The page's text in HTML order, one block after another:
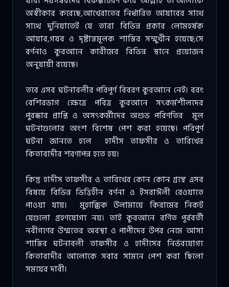
অস্বীকার করেছে,আখেরাতের নির্ধারিত আযাবের সাথে
সাথে দুনিয়াতেই যে তারা বিভিন্ন প্রকার লোমহর্ষক
আযাব,গযব ও দৃষ্টান্তমূলক শাস্তির সম্মুখীন হয়েছে;সে
বর্ণনাও কুরআনে কারীমের বিভিন্ন স্থানে প্রয়োজন
অনুযায়ী রয়েছে।
তবে এসব ঘটনাবলীর পরিপূর্ণ বিবরণ কুরআনে নেই। বরং
বেশিরভাগ ক্ষেত্রে পবিত্র কুরআনে সৎকর্মশীলদের
পুরস্কার প্রাপ্তি ও অসৎকর্মীদের অশুভ পরিণতির মূল
ঘটনাগুলোর অংশ বিশেষ পেশ করা হয়েছে। পরিপূর্ণ
ঘটনা জানতে হলে হাদীস তাফসীর ও তারিখের
কিতাবাদীর শরণাপন্ন হতে হয়।
কিন্তু হাদীস তাফসীর ও তারিখের কোন কোন গ্রন্থে এসব
বিষয়ে বিভিন্ন ভিত্তিহীন বর্ণনা ও ইসরাঈলী রেওয়াতে
পাওয়া যায়। মুহাক্কিক উলামায়ে কিরামের নিকট
যেগুলো গ্রহণযোগ্য নয়। তাই কুরআনে বর্ণিত পূর্ববর্তী
নবীগণের উম্মতের অবস্থা ও পাপীদের উপর নেমে আসা
শাস্তির ঘটনাবলী তাফসীর ও হাদীসের নির্ভরযোগ্য
কিতাবাদীর আলোকে সবার সামনে পেশ করা ছিলো
সময়ের দাবী।